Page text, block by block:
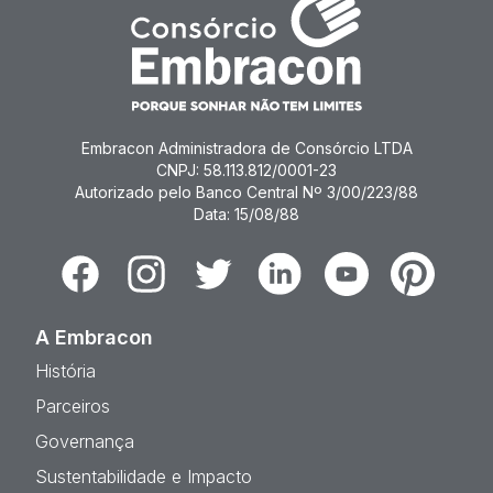
Embracon Administradora de Consórcio LTDA
CNPJ: 58.113.812/0001-23
Autorizado pelo Banco Central Nº 3/00/223/88
Data: 15/08/88
FacebookInstagramTwitter LinkedinYoutubePinterest
A Embracon
História
Parceiros
Governança
Sustentabilidade e Impacto